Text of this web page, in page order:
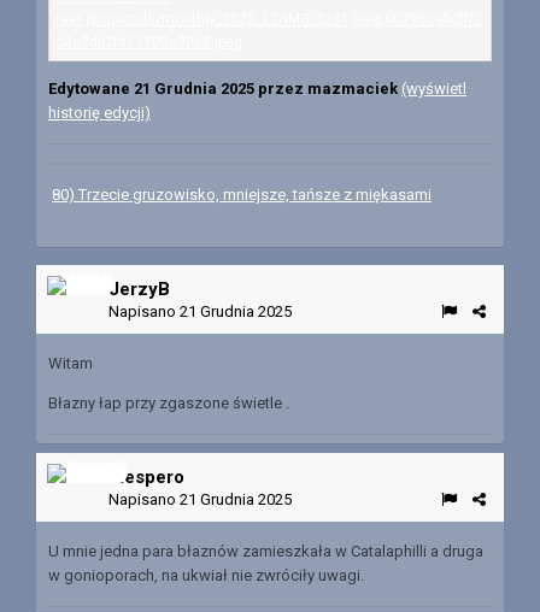
Edytowane 21 Grudnia 2025 przez mazmaciek (wyświetl
historię edycji)
80) Trzecie gruzowisko, mniejsze, tańsze z miękasami
JerzyB
Napisano 21 Grudnia 2025
Witam
Błazny łap przy zgaszone świetle .
elespero
Napisano 21 Grudnia 2025
U mnie jedna para błaznów zamieszkała w Catalaphilli a druga
w gonioporach, na ukwiał nie zwróciły uwagi.